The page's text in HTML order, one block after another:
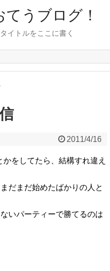
てうブログ！
イトルをここに書く
2011/4/16
をしてたら、結構すれ違え
だまだ始めたばかりの人と
いパーティーで勝てるのは